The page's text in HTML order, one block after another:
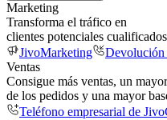
Marketing
Transforma el tráfico en
clientes potenciales cualificados
JivoMarketing
Devolución
Ventas
Consigue más ventas, un
de los pedidos y una mayor
Teléfono empresarial de